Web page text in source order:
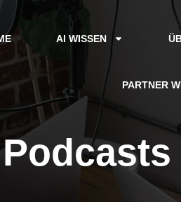
AI WISSEN
PARTNER
Podcasts